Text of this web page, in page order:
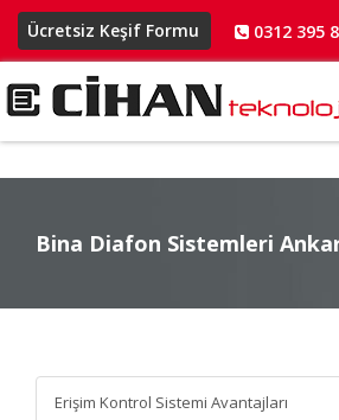
Ücretsiz Keşif Formu
0312 395
info@cihanteknoloji.net
Bina Diafon Sistemleri
Erişim Kontrol Sistemi Avantajları